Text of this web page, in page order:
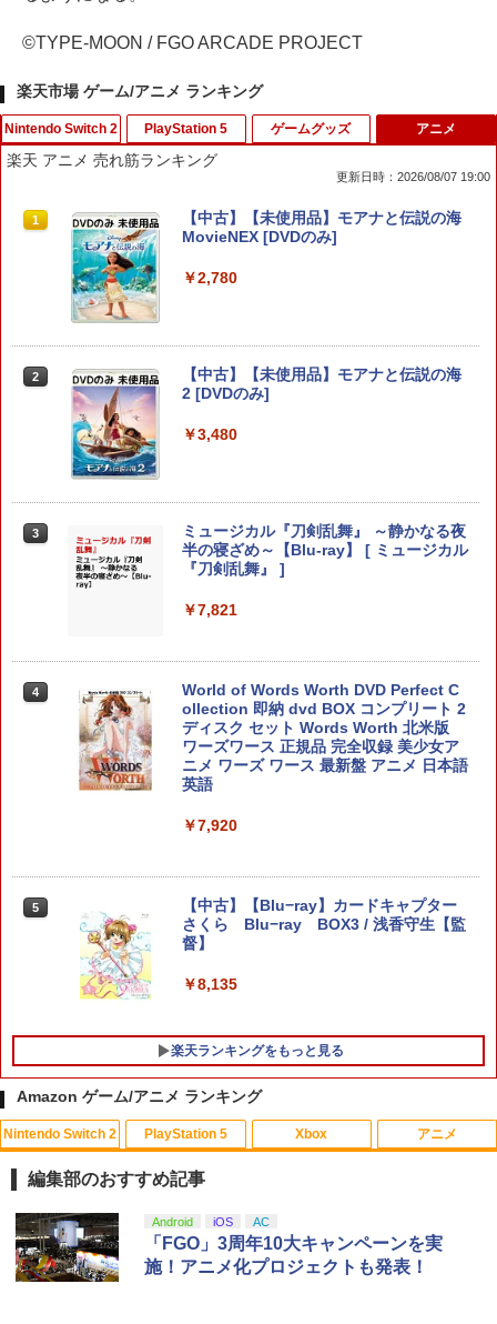
©TYPE-MOON / FGO ARCADE PROJECT
楽天市場 ゲーム/アニメ ランキング
Nintendo Switch 2
1
【SALE・大幅値下げ・新品・未開封
品】ホグワーツ・レガシー Switch 2
及び製品保証の対象外となります。
ELDEN RING Tarnished Edition 【Swit
【特典】ほの暮しの庭 switch2版(【初
回外付特典】切り取れるクリアカード)
￥8,118
任天堂 【Switch2】マリオカート ワール
ド [BEE-P-AAAAA NSW2 マリオカ-ト
ワ-ルド]
￥8,970
￥1,580
PlayStation 5
1
【KONAMI】コナミ『SILENT HILL f
サイレントヒルf』ELJM-30731 PS5 ゲ
2
【中古】PS5ドラゴンクエストX 目覚
めし五つの種族 オフライン デラック
3 アストロボット
￥4,968
4
【楽天ブックス限定特典】がんばれゴエ
モン大集合！ PS5版(両面アクリルキー
ホルダー)
￥5,478
￥5,780
ゲームグッズ
1
【中古】本気(マジ)で学ぶLECで合格(う
か)る DS宅地建物取引主任者
￥350
2
【中古】DEADRISING 2 OFF THE REC
ORD(デッドライジング2 オフ・ザ・レコ
ード)【CEROレーティング「Z」】 - PS
3
【中古】メタルギア ライジング リベン
ジェンス(通常版)
￥390
4
指サック 6個入り【創業70年の老舗工場
と共同開発】驚きの反応力 日本製 音ゲ
ー 指サック ゲーム用 First Hit スマホゲ
ーム [ 荒野行動 FPS PUBG ]
￥1,080
5
【中古美品】 PlayStation 5 ソフト ドラ
ゴンボール Sparking! ZERO -PS5 [CER
O区分_A / 全年齢対象商品] 026-260803-
ky-03-fuz 万代Net店
アニメ
楽天 アニメ 売れ筋ランキング
更新日時：2026/08/07 19:00
1
【中古】【未使用品】モアナと伝説の海
MovieNEX [DVDのみ]
￥2,780
2
【中古】【未使用品】モアナと伝説の海
2 [DVDのみ]
￥3,480
3
ミュージカル『刀剣乱舞』 ～静かなる夜
半の寝ざめ～【Blu-ray】 [ ミュージカル
『刀剣乱舞』 ]
￥7,821
4
World of Words Worth DVD Perfect C
ollection 即納 dvd BOX コンプリート 2
ディスク セット Words Worth 北米版
ワーズワース 正規品 完全収録 美少女ア
ニメ ワーズ ワース 最新盤 アニメ 日本語
英語
￥7,920
5
【中古】【Blu−ray】カードキャプター
さくら Blu−ray BOX3 / 浅香守生【監
督】
￥8,135
楽天ランキングをもっと見る
Amazon ゲーム/アニメ ランキング
Nintendo Switch 2
1
スプラトゥーン レイダース|オンライン
コード版
PlayStation 5
1
PlayStation 5 デジタル・エディション
日本語専用 Console Language: Japan
ese only (CFI-2200B01)
Xbox
1
【純正品】Xbox ワイヤレス コントロー
ラー + USB-C® ケーブル
アニメ
1
【Amazon.co.jp限定】劇場版モノノ怪
第三章 蛇神 (Amazon.co.jp限定オリジ
ナル三方背収納ケース付きコレクション)
(オリジナル特典:オリジナル巾着＋メー
編集部のおすすめ記事
Android iOS AC
「FGO」3周年10大キャンペーンを実
施！アニメ化プロジェクトも発表！